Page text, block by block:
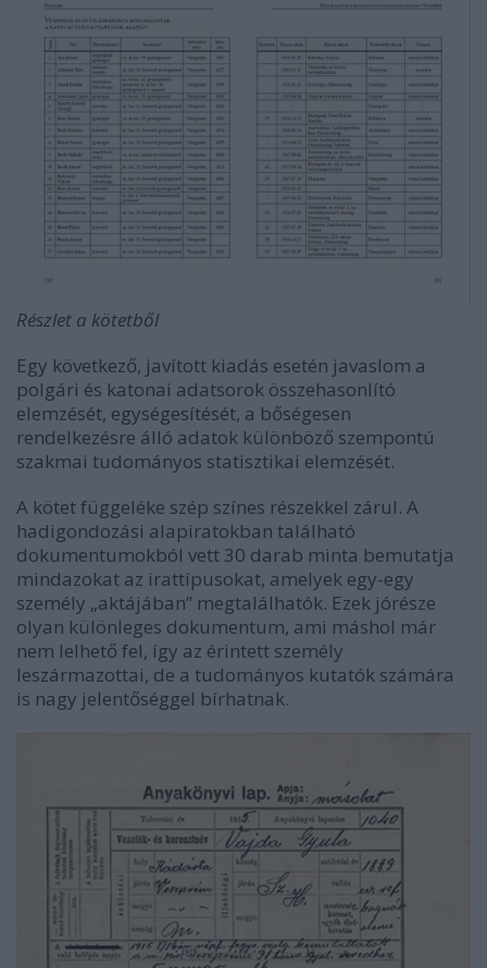
Részlet a kötetből
Egy következő, javított kiadás esetén javaslom a
polgári és katonai adatsorok összehasonlító
elemzését, egységesítését, a bőségesen
rendelkezésre álló adatok különböző szempontú
szakmai tudományos statisztikai elemzését.
A kötet függeléke szép színes részekkel zárul. A
hadigondozási alapiratokban található
dokumentumokból vett 30 darab minta bemutatja
mindazokat az irattípusokat, amelyek egy-egy
személy „aktájában” megtalálhatók. Ezek jórésze
olyan különleges dokumentum, ami máshol már
nem lelhető fel, így az érintett személy
leszármazottai, de a tudományos kutatók számára
is nagy jelentőséggel bírhatnak.